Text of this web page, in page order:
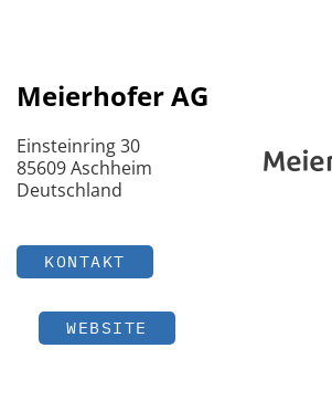
Meierhofer AG
Einsteinring 30
85609 Aschheim
Deutschland
KONTAKT
WEBSITE